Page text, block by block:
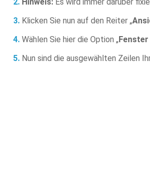
Klicken Sie nun auf den Reiter „
Wählen Sie hier die Option „
Nun sind die ausgewählten Zeilen